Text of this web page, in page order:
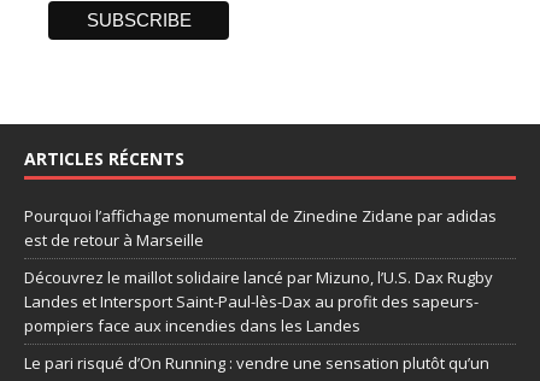
ARTICLES RÉCENTS
Pourquoi l’affichage monumental de Zinedine Zidane par adidas
est de retour à Marseille
Découvrez le maillot solidaire lancé par Mizuno, l’U.S. Dax Rugby
Landes et Intersport Saint-Paul-lès-Dax au profit des sapeurs-
pompiers face aux incendies dans les Landes
Le pari risqué d’On Running : vendre une sensation plutôt qu’un